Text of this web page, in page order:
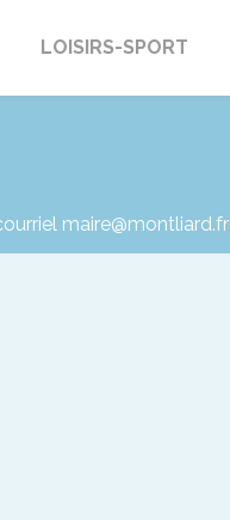
LOISIRS-SPORT
maire@montliard.fr